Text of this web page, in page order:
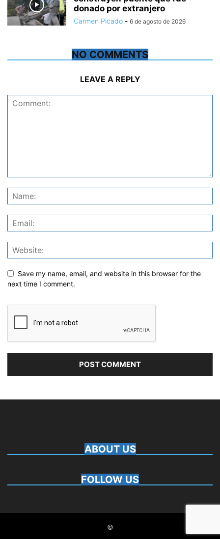
donado por extranjero
Carmen Picado - 6 de agosto de 2026
NO COMMENTS
LEAVE A REPLY
Save my name, email, and website in this browser for the
next time I comment.
ABOUT US
FOLLOW US
©